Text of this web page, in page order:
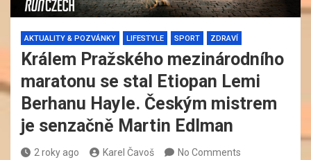
AKTUALITY & POZVÁNKY LIFESTYLE SPORT ZDRAVÍ
Králem Pražského mezinárodního
maratonu se stal Etiopan Lemi
Berhanu Hayle. Českým mistrem
je senzačně Martin Edlman
2 roky ago Karel Čavoš No Comments